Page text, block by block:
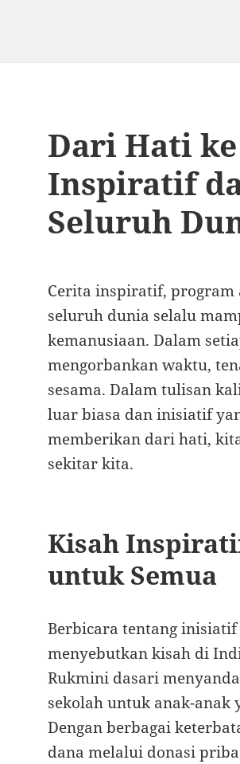
Dari Hati
Inspiratif
Seluruh
Cerita inspiratif, program
seluruh dunia selalu
kemanusiaan. Dalam
mengorbankan waktu,
sesama. Dalam tulisan
luar biasa dan inisiatif
memberikan dari hati,
sekitar kita.
Kisah
untuk Semua
Berbicara tentang
menyebutkan kisah di
Rukmini dasari
sekolah untuk anak-anak
Dengan berbagai
dana melalui donasi